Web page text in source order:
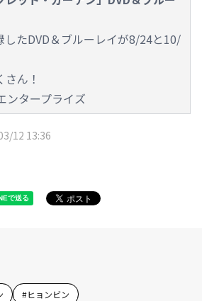
したDVD＆ブルーレイが8/24と10/
ん！
ンタープライズ
12 13:36
#ヒョンビン